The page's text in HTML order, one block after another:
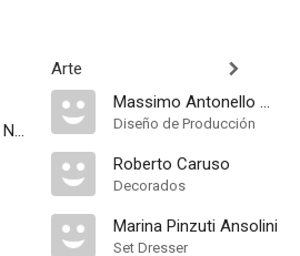
Francesca R. Di Nunzio
Arte
Massimo Antonello Geleng
Diseño de Producción
Roberto Caruso
Decorados
Marina Pinzuti Ansolini
Set Dresser